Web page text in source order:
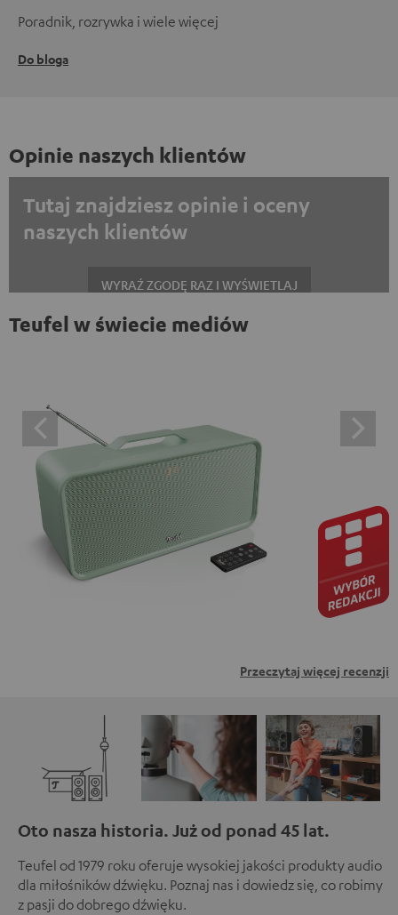
Poradnik, rozrywka i wiele więcej
Do bloga
Opinie naszych klientów
Tutaj znajdziesz opinie i oceny
naszych klientów
WYRAŹ ZGODĘ RAZ I WYŚWIETLAJ
Zawsze wyświetlać treści zewnętrzne? Włącz tę opcję w ustawieniach
tutaj za pomocą jednego kliknięcia. Kliknięcie na treść
oznacza wyrażenie zgody na wyświetlanie treści
zewnętrznych. Oznacza to, że dane osobowe mogą być
przesyłane do platform osób trzecich. Więcej informacji
na ten temat można znaleźć w naszej polityce
prywatności.
Teufel w świecie mediów
Przeczytaj więcej recenzji
Oto nasza historia. Już od ponad 45 lat.
Teufel od 1979 roku oferuje wysokiej jakości produkty audio
dla miłośników dźwięku. Poznaj nas i dowiedz się, co robimy
z pasji do dobrego dźwięku.